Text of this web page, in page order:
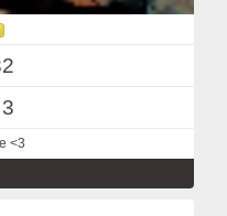
<3